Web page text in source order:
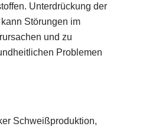
Unterdrückung der
Störungen im
und zu
Problemen
Schweißproduktion,